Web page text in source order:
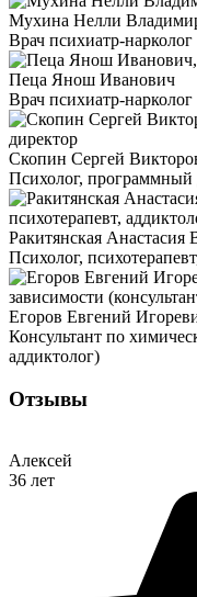
Мухина Нелли
Врач психиатр-нарколог
Пеца Янош Иванович
Врач психиатр-нарколог
Скопин Сергей
Психолог, программный
Ракитянская Анастасия
Психолог,
Егоров Евгений
Консультант по
аддиктолог)
Отзывы
Алексей
36 лет